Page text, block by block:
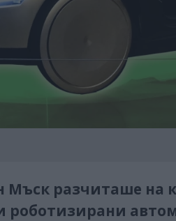
Мъск разчиташе на
роботизирани